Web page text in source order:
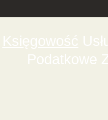
Księgowość
Podatkowe